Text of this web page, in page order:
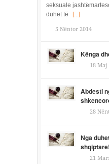
seksuale
duhet të
[...]
5 Nëntor 2014
Kënga
18 Maj
Abdesti
28
Nga
21